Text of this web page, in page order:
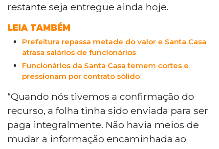
restante seja entregue ainda hoje.
LEIA TAMBÉM
Prefeitura repassa metade do valor e Santa Casa
atrasa salários de funcionários
Funcionários da Santa Casa temem cortes e
pressionam por contrato sólido
“Quando nós tivemos a confirmação do
recurso, a folha tinha sido enviada para ser
paga integralmente. Não havia meios de
mudar a informação encaminhada ao